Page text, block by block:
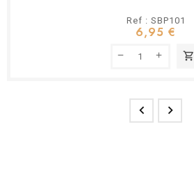
Ref : SBP101
6,95 €
shopping_cart
 